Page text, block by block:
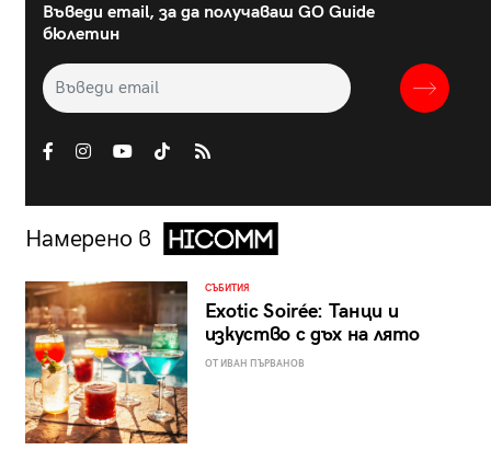
Въведи email, за да получаваш GO Guide
бюлетин
Намерено в
СЪБИТИЯ
Exotic Soirée: Танци и
изкуство с дъх на лято
ОТ ИВАН ПЪРВАНОВ